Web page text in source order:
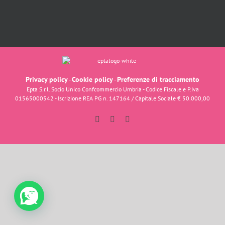
Privacy policy-Cookie policy-Preferenze di tracciamento
Epta S.r.l. Socio Unico Confcommercio Umbria - Codice Fiscale e P.Iva
01565000542 - Iscrizione REA PG n. 147164 / Capitale Sociale € 50.000,00
FacebookInstagram